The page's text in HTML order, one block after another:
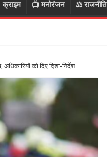
📺 मनोरंजन ⚖️ राजनीति
को दिए दिशा-निर्देश